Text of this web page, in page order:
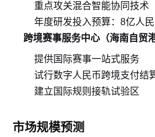
重点攻关混合智能协同技术
年度研发投入预算：8亿人民
跨境赛事服务中心（海南自贸港
提供国际赛事一站式服务
试行数字人民币跨境支付结
建立国际规则接轨试验区
市场规模预测